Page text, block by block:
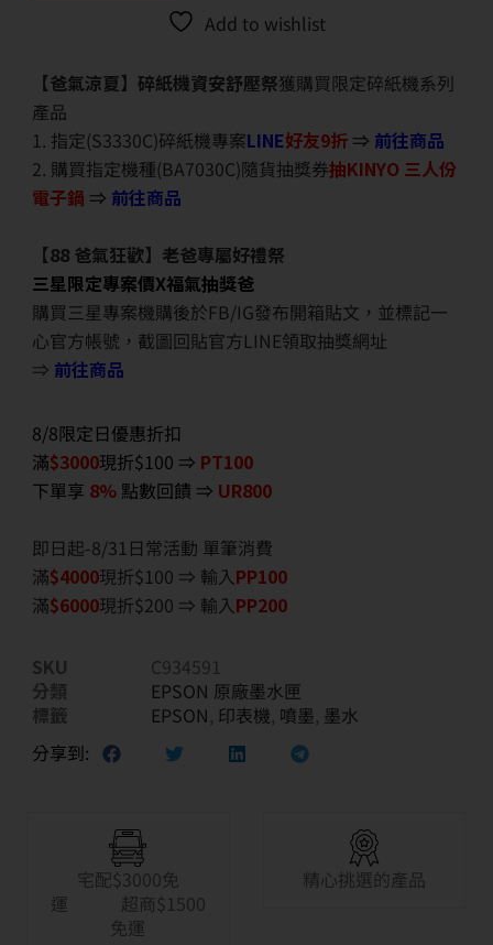
Add to wishlist
【爸氣涼夏】碎紙機資安舒壓祭獲購買限定碎紙機系列
產品
1. 指定(S3330C)碎紙機專案LINE好友9折 ⇒ 前往商品
2. 購買指定機種(BA7030C)隨貨抽獎券抽KINYO 三人份
電子鍋 ⇒ 前往商品
【88 爸氣狂歡】老爸專屬好禮祭
三星限定專案價X福氣抽獎爸
購買三星專案機購後於FB/IG發布開箱貼文，並標記一
心官方帳號，截圖回貼官方LINE領取抽獎網址
⇒ 前往商品
8/8限定日優惠折扣
滿$3000現折$100 ⇒ PT100
下單享 8% 點數回饋 ⇒ UR800
即日起-8/31日常活動 單筆消費
滿$4000現折$100 ⇒ 輸入PP100
滿$6000現折$200 ⇒ 輸入PP200
SKU
C934591
分類
EPSON 原廠墨水匣
標籤
EPSON, 印表機, 噴墨, 墨水
分享到:
宅配$3000免
運 超商$1500
免運
精心挑選的產品